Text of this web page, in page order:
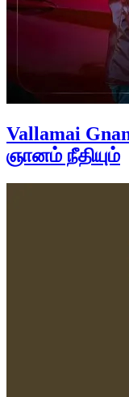
Vallamai
ஞானம் நீதியும்